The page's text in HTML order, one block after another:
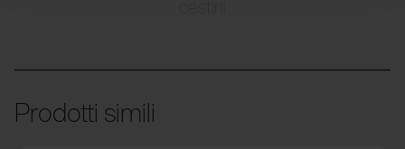
Prodotti simili